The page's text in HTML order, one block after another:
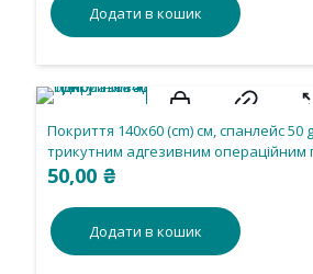
Додати в кошик
Покриття 140х60 (cm) см, спанлейс 50
трикутним адгезивним операційним
одноразового використання.
50,00 ₴
Додати в кошик